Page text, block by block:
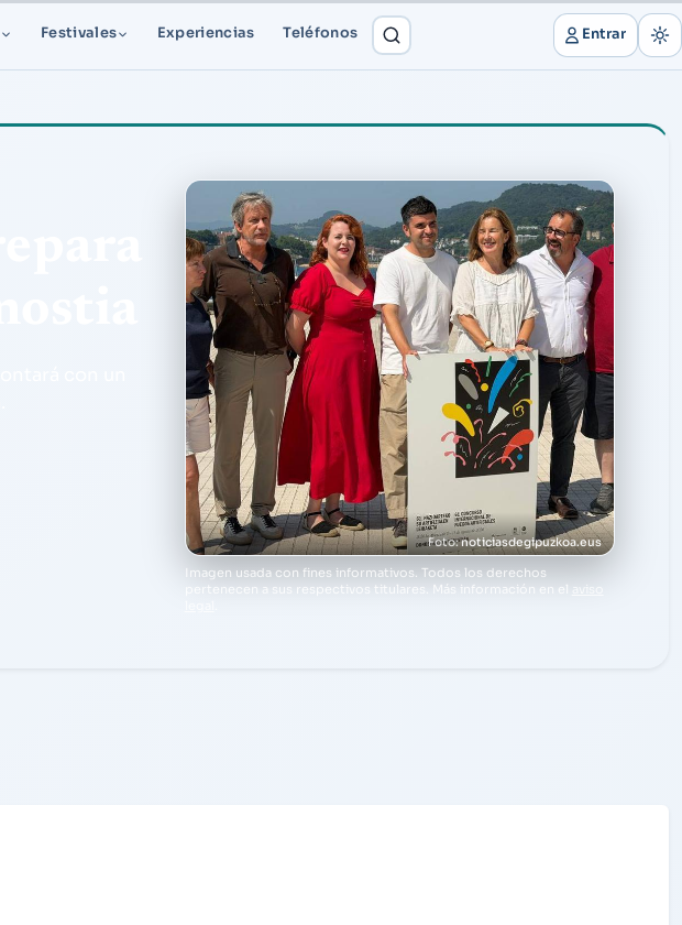
Festivales Experiencias Teléfonos Entrar
noticiasdegipuzkoa.eus
Imagen usada con fines informativos. Todos los derechos
pertenecen a sus respectivos titulares. Más información en el aviso